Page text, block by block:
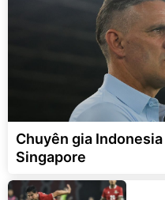
Chuyên gia
Singapore